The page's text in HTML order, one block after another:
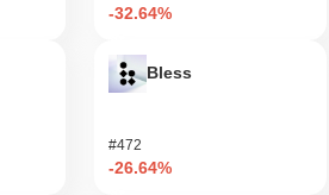
-32.64%
Bless
#472
-26.64%